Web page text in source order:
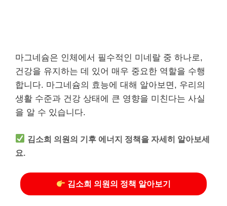
마그네슘은 인체에서 필수적인 미네랄 중 하나로,
건강을 유지하는 데 있어 매우 중요한 역할을 수행
합니다. 마그네슘의 효능에 대해 알아보면, 우리의
생활 수준과 건강 상태에 큰 영향을 미친다는 사실
을 알 수 있습니다.
김소희 의원의 기후 에너지 정책을 자세히 알아보세
요.
김소희 의원의 정책 알아보기